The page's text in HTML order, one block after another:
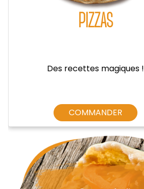
PIZZAS
Des recettes magiques !
COMMANDER